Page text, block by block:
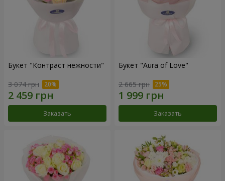
Букет "Контраст нежности"
3 074 грн
Заказать
Букет "Aura of Love"
2 665 грн
Заказать